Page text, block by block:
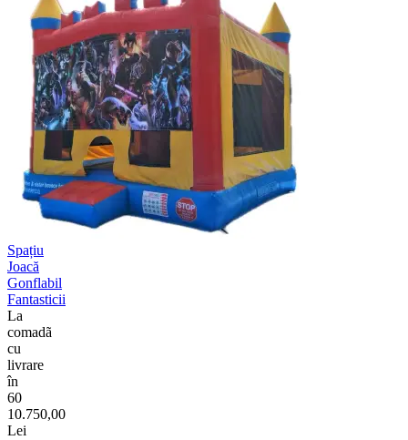
Spațiu
Joacă
Gonflabil
Fantasticii
La
comadã
cu
livrare
în
60
10.750,00
Lei